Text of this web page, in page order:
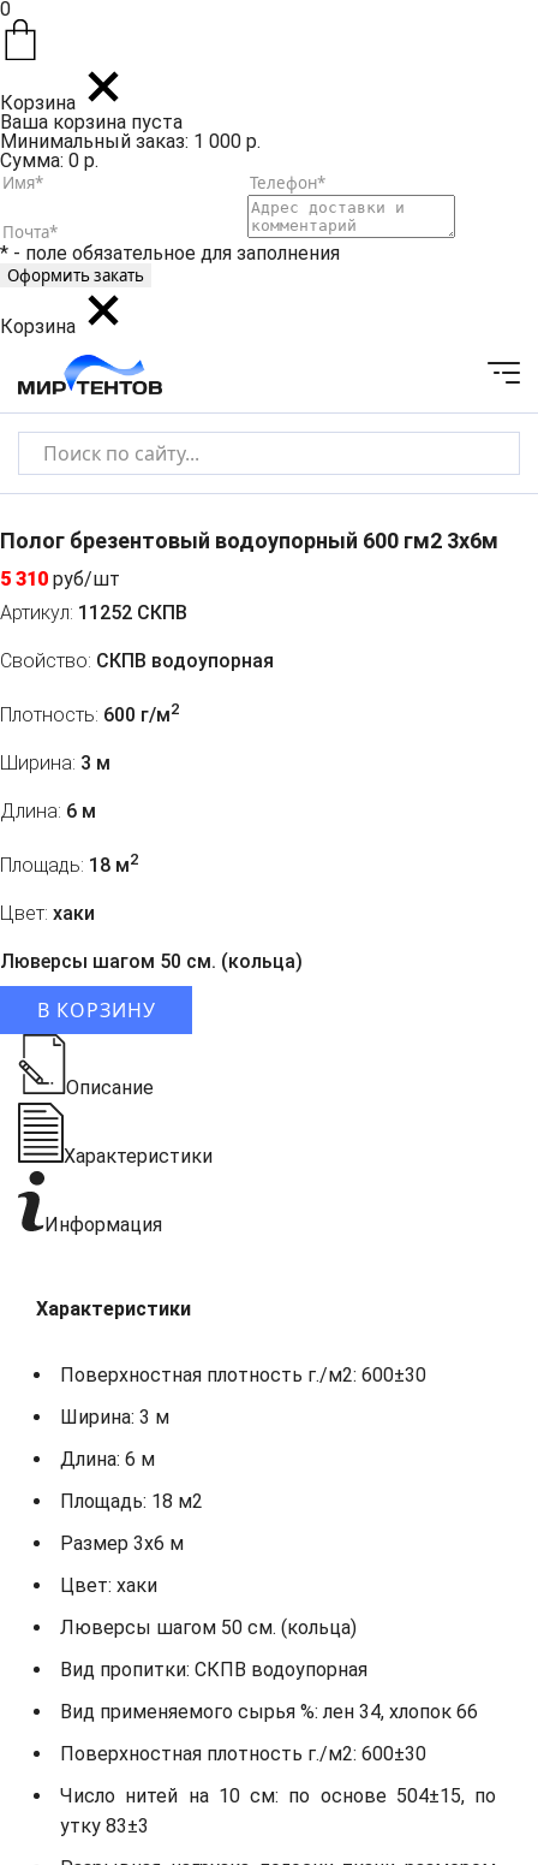
0
Корзина
Ваша корзина пуста
Минимальный заказ: 1 000 р.
Сумма: 0 р.
* - поле обязательное для заполнения
Корзина
Полог брезентовый водоупорный 600 гм2 3x6м
5 310 руб/шт
Артикул: 11252 СКПВ
Свойство: СКПВ водоупорная
Плотность: 600 г/м2
Ширина: 3 м
Длина: 6 м
Площадь: 18 м2
Цвет: хаки
Люверсы шагом 50 см. (кольца)
В КОРЗИНУ
Описание
Характеристики
Информация
Характеристики
Поверхностная плотность г./м2: 600±30
Ширина: 3 м
Длина: 6 м
Площадь: 18 м2
Размер 3х6 м
Цвет: хаки
Люверсы шагом 50 см. (кольца)
Вид пропитки: СКПВ водоупорная
Вид применяемого сырья %: лен 34, хлопок 66
Поверхностная плотность г./м2: 600±30
Число нитей на 10 см: по основе 504±15, по
утку 83±3